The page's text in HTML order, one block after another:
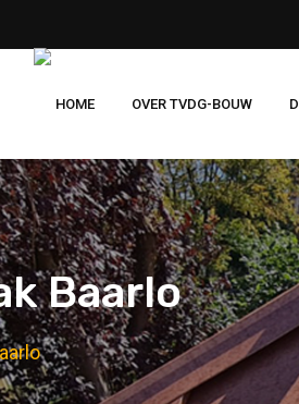
HOME OVER TVDG-BOUW
Baarlo